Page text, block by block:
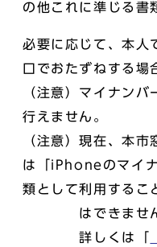
の他これに準じる書
必要に応じて、本人
口でおたずねする場
（注意）マイナン
行えません。
（注意）現在、本
は「iPhoneのマイ
類として利用するこ
はできません
詳しくは「